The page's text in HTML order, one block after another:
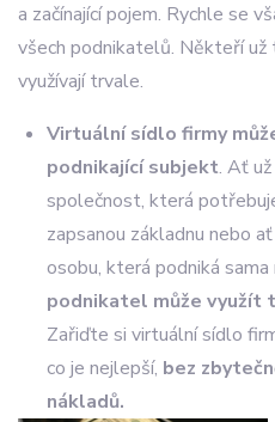
a začínající pojem. Rychle se
všech podnikatelů. Někteří
využívají trvale.
Virtuální sídlo firmy
podnikající subjekt. Ať
společnost, která
zapsanou základnu nebo
osobu, která podniká sama
podnikatel může využít
Zařiďte si virtuální sídlo
co je nejlepší, bez
nákladů.